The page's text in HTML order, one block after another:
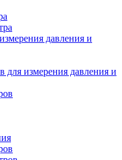
давления и
для измерения давления и